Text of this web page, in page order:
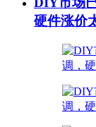
硬件涨价